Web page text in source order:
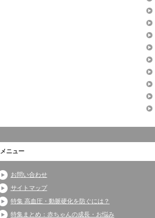
メニュー
お問い合わせ
サイトマップ
特集 高血圧・動脈硬化を防ぐには？
特集まとめ：赤ちゃんの成長・お悩み